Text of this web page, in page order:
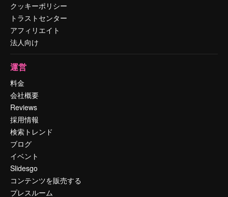
クッキーポリシー
トラストセンター
アフィリエイト
法人向け
運営
料金
会社概要
Reviews
採用情報
検索トレンド
ブログ
イベント
Slidesgo
コンテンツを販売する
プレスルーム